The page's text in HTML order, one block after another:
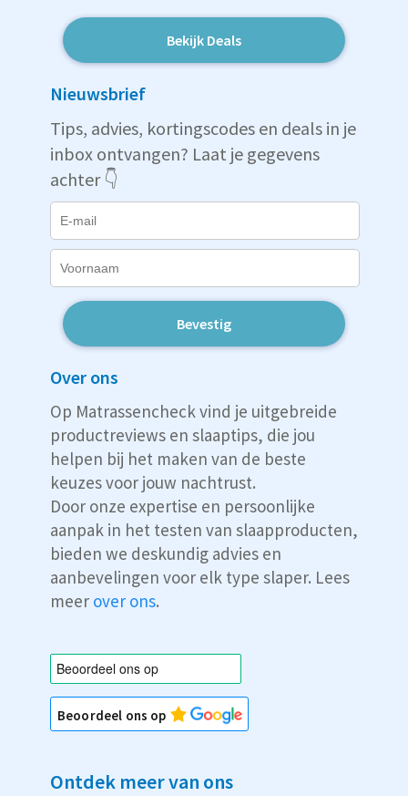
Bekijk Deals
Nieuwsbrief
Tips, advies, kortingscodes en deals in je
inbox ontvangen? Laat je gegevens
achter 👇
Bevestig
Over ons
Op Matrassencheck vind je uitgebreide
productreviews en slaaptips, die jou
helpen bij het maken van de beste
keuzes voor jouw nachtrust.
Door onze expertise en persoonlijke
aanpak in het testen van slaapproducten,
bieden we deskundig advies en
aanbevelingen voor elk type slaper. Lees
meer over ons.
Beoordeel ons op
Ontdek meer van ons